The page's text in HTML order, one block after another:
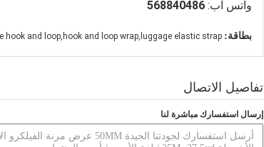
واتس اب: 568840486
بطاقة: hook and loop,hook and loop wrap,luggage elastic strap
تفاصيل الاتصال
إرسال استفسارك مباشرة لنا